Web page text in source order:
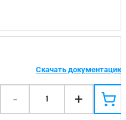
Скачать документацию
- 1 +